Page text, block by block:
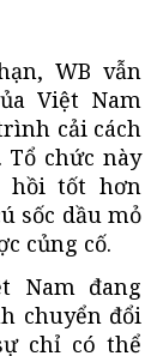
WB vẫn
Việt Nam
cải cách
chức này
hồi tốt hơn
sốc dầu mỏ
củng cố.
Nam đang
chuyển đổi
chỉ có thể